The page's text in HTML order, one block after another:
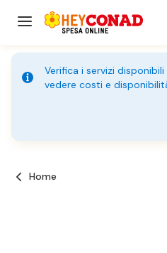
Verifica i servizi
vedere costi e
Home